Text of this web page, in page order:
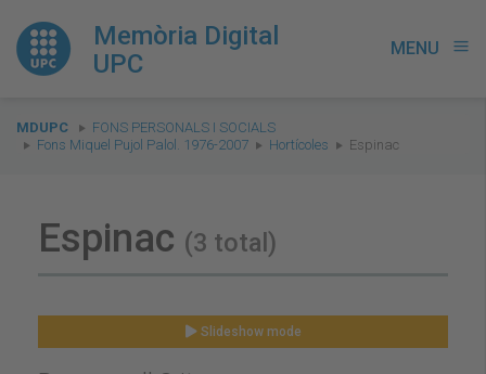
Memòria Digital
UPC
MENU menu
You
are
MDUPC
FONS PERSONALS I SOCIALS
Fons Miquel Pujol Palol. 1976-2007
Hortícoles Espinac
Espinac (3 total)
Slideshow mode